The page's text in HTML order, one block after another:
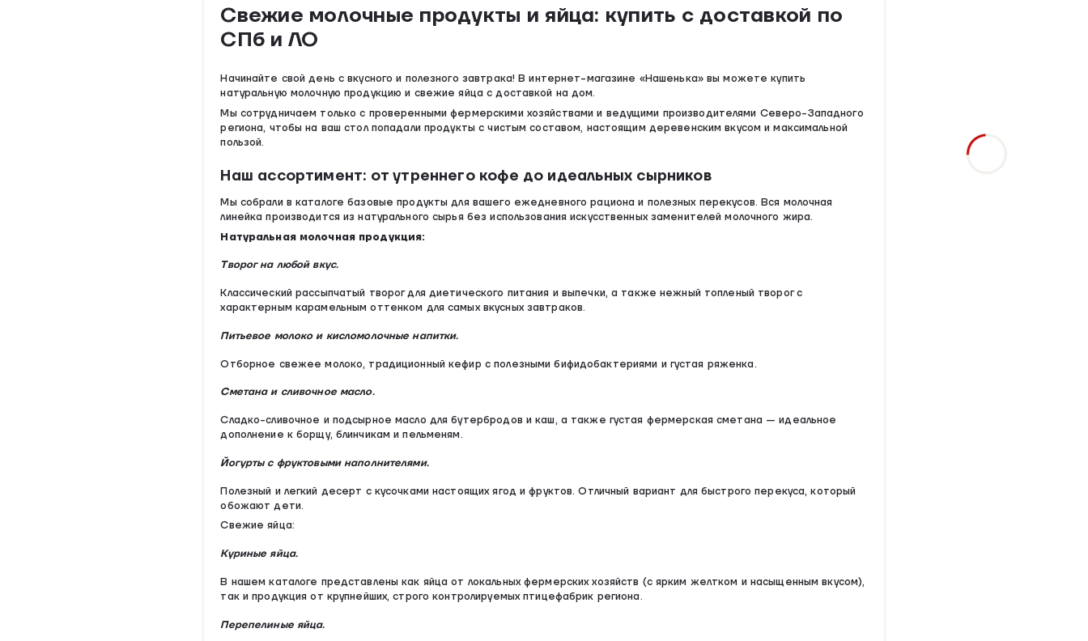
Свежие молочные продукты и яйца: купить с доставкой по
СПб и ЛО
Начинайте свой день с вкусного и полезного завтрака! В интернет-магазине «Нашенька» вы можете купить
натуральную молочную продукцию и свежие яйца с доставкой на дом.
Мы сотрудничаем только с проверенными фермерскими хозяйствами и ведущими производителями Северо-Западного
региона, чтобы на ваш стол попадали продукты с чистым составом, настоящим деревенским вкусом и максимальной
пользой.
Наш ассортимент: от утреннего кофе до идеальных сырников
Мы собрали в каталоге базовые продукты для вашего ежедневного рациона и полезных перекусов. Вся молочная
линейка производится из натурального сырья без использования искусственных заменителей молочного жира.
Натуральная молочная продукция:
Творог на любой вкус.
Классический рассыпчатый творог для диетического питания и выпечки, а также нежный топленый творог с
характерным карамельным оттенком для самых вкусных завтраков.
Питьевое молоко и кисломолочные напитки.
Отборное свежее молоко, традиционный кефир с полезными бифидобактериями и густая ряженка.
Сметана и сливочное масло.
Cладко-сливочное и подсырное масло для бутербродов и каш, а также густая фермерская сметана — идеальное
дополнение к борщу, блинчикам и пельменям.
Йогурты с фруктовыми наполнителями.
Полезный и легкий десерт с кусочками настоящих ягод и фруктов. Отличный вариант для быстрого перекуса, который
обожают дети.
Свежие яйца:
Куриные яйца.
В нашем каталоге представлены как яйца от локальных фермерских хозяйств (с ярким желтком и насыщенным вкусом),
так и продукция от крупнейших, строго контролируемых птицефабрик региона.
Перепелиные яйца.